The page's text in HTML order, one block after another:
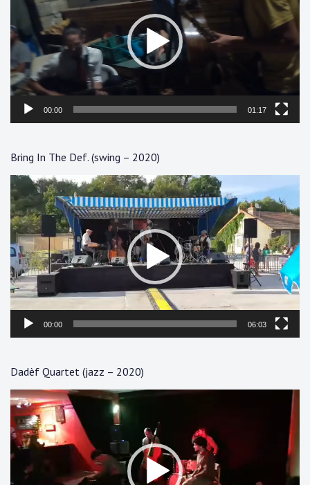
00:00 01:17
Bring In The Def. (swing – 2020)
Lecteur
vidéo
00:00 06:03
Dadèf Quartet (jazz – 2020)
Lecteur
vidéo